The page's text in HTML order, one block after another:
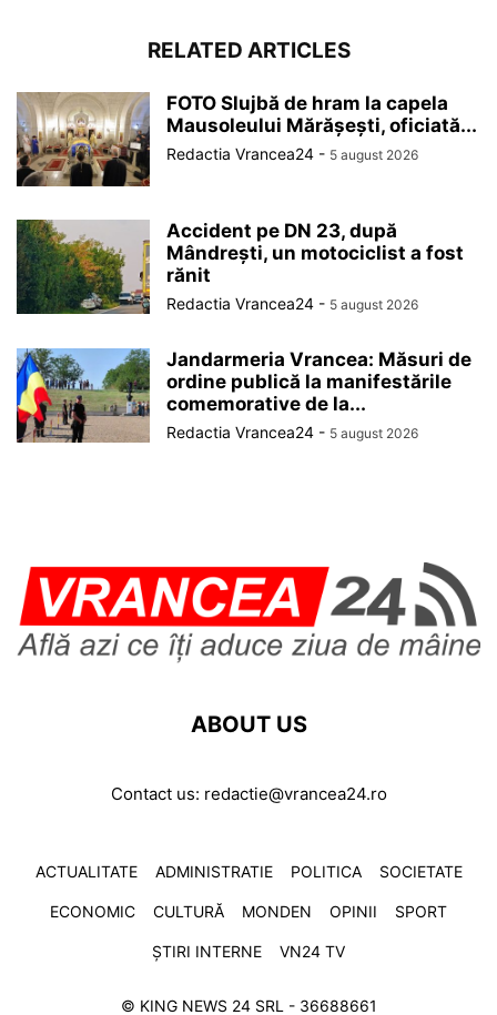
RELATED ARTICLES
FOTO Slujbă de hram la capela
Mausoleului Mărășești, oficiată...
Redactia Vrancea24 - 5 august 2026
Accident pe DN 23, după
Mândrești, un motociclist a fost
rănit
Redactia Vrancea24 - 5 august 2026
Jandarmeria Vrancea: Măsuri de
ordine publică la manifestările
comemorative de la...
Redactia Vrancea24 - 5 august 2026
ABOUT US
Contact us: redactie@vrancea24.ro
ACTUALITATE ADMINISTRATIE POLITICA SOCIETATE
ECONOMIC CULTURĂ MONDEN OPINII SPORT
ȘTIRI INTERNE VN24 TV
© KING NEWS 24 SRL - 36688661